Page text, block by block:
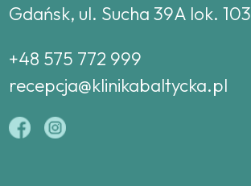
Gdańsk, ul. Sucha 39A lok. 103
+48 575 772 999
recepcja@klinikabaltycka.pl